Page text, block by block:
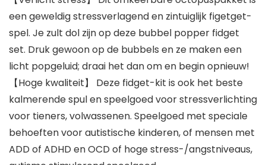
een geweldig stressverlagend en zintuiglijk figetget-
spel. Je zult dol zijn op deze bubbel popper fidget
set. Druk gewoon op de bubbels en ze maken een
licht popgeluid; draai het dan om en begin opnieuw!
【Hoge kwaliteit】 Deze fidget-kit is ook het beste
kalmerende spul en speelgoed voor stressverlichting
voor tieners, volwassenen. Speelgoed met speciale
behoeften voor autistische kinderen, of mensen met
ADD of ADHD en OCD of hoge stress-/angstniveaus,